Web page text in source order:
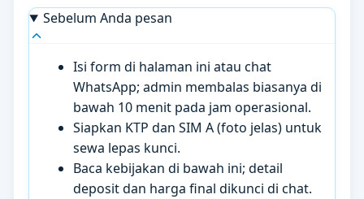
Sebelum Anda pesan
Isi form di halaman ini atau chat
WhatsApp; admin membalas biasanya di
bawah 10 menit pada jam operasional.
Siapkan KTP dan SIM A (foto jelas) untuk
sewa lepas kunci.
Baca kebijakan di bawah ini; detail
deposit dan harga final dikunci di chat.